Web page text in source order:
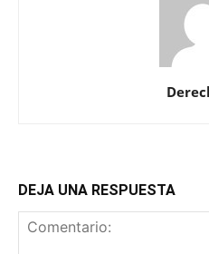
DEJA UNA RESPUESTA